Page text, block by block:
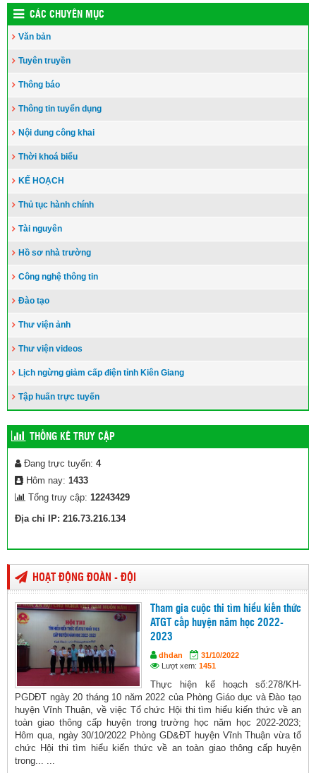
CÁC CHUYÊN MỤC
Văn bản
Tuyên truyền
Thông báo
Thông tin tuyển dụng
Nội dung công khai
Thời khoá biểu
KẾ HOẠCH
Thủ tục hành chính
Tài nguyên
Hồ sơ nhà trường
Công nghệ thông tin
Đào tạo
Thư viện ảnh
Thư viện videos
Lịch ngừng giảm cấp điện tỉnh Kiên Giang
Tập huấn trực tuyến
THỐNG KÊ TRUY CẬP
Đang trực tuyến: 4
Hôm nay: 1433
Tổng truy cập: 12243429
Địa chỉ IP: 216.73.216.134
HOẠT ĐỘNG ĐOÀN - ĐỘI
Tham gia cuộc thi tìm hiểu kiến thức
ATGT cấp huyện năm học 2022-
2023
dhdan
31/10/2022
Lượt xem: 1451
Thực hiện kế hoạch số:278/KH-
PGDĐT ngày 20 tháng 10 năm 2022 của Phòng Giáo dục và Đào tạo
huyện Vĩnh Thuận, về việc Tổ chức Hội thi tìm hiểu kiến thức về an
toàn giao thông cấp huyện trong trường học năm học 2022-2023;
Hôm qua, ngày 30/10/2022 Phòng GD&ĐT huyện Vĩnh Thuận vừa tổ
chức Hội thi tìm hiểu kiến thức về an toàn giao thông cấp huyện
trong... ...